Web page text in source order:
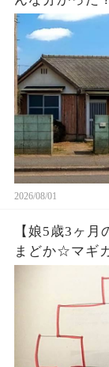
2026/08/01
【娘5歳3ヶ月
まどか☆マギ